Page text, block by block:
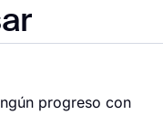
progreso con